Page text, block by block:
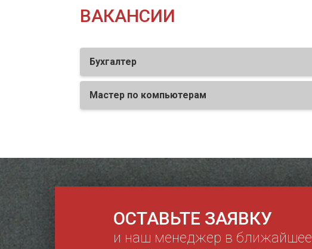
ВАКАНСИИ
Бухгалтер
Мастер по компьютерам
ОСТАВЬТЕ ЗАЯВКУ
и наш менеджер в ближайшее